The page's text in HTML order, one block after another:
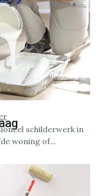
schilderwerk in
woning of...